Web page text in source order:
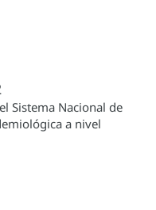
Sistema Nacional de
a nivel